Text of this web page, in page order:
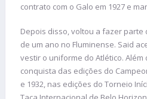
contrato com o Galo em 1927 e
Depois disso, voltou a fazer parte
de um ano no Fluminense. Said
vestir o uniforme do Atlético.
conquista das edições do
e 1932, nas edições do Torneio